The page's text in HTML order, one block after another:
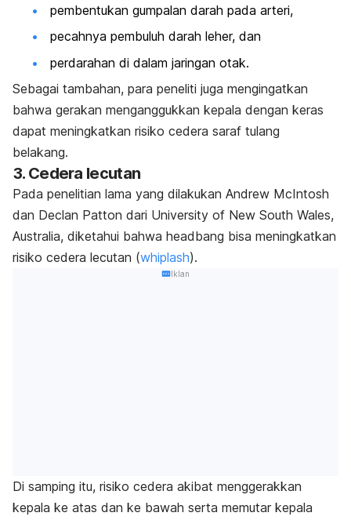
pembentukan gumpalan darah pada arteri,
pecahnya pembuluh darah leher, dan
perdarahan di dalam jaringan otak.
Sebagai tambahan, para peneliti juga mengingatkan
bahwa gerakan menganggukkan kepala dengan keras
dapat meningkatkan risiko cedera saraf tulang
belakang.
3. Cedera lecutan
Pada penelitian lama yang dilakukan Andrew McIntosh
dan Declan Patton dari University of New South Wales,
Australia, diketahui bahwa headbang bisa meningkatkan
risiko cedera lecutan (whiplash).
Iklan
Di samping itu, risiko cedera akibat menggerakkan
kepala ke atas dan ke bawah serta memutar kepala